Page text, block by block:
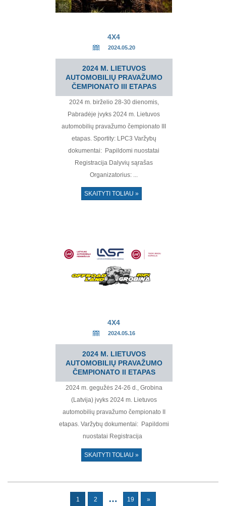
4X4
2024.05.20
2024 M. LIETUVOS
AUTOMOBILIŲ PRAVAŽUMO
ČEMPIONATO III ETAPAS
2024 m. birželio 28-30 dienomis,
Pabradėje įvyks 2024 m. Lietuvos
automobilių pravažumo čempionato III
etapas. Sportity: LPC3 Varžybų
dokumentai: Papildomi nuostatai
Registracija Dalyvių sąrašas
Organizatorius: ...
SKAITYTI TOLIAU »
4X4
2024.05.16
2024 M. LIETUVOS
AUTOMOBILIŲ PRAVAŽUMO
ČEMPIONATO II ETAPAS
2024 m. gegužės 24-26 d., Grobina
(Latvija) įvyks 2024 m. Lietuvos
automobilių pravažumo čempionato II
etapas. Varžybų dokumentai: Papildomi
nuostatai Registracija
SKAITYTI TOLIAU »
1 2 … 19 »